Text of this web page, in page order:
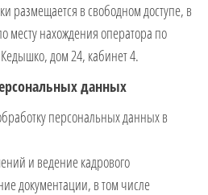
размещается в свободном доступе, в
месту нахождения оператора по
дом 24, кабинет 4.
данных
персональных данных в
и ведение кадрового
документации, в том числе